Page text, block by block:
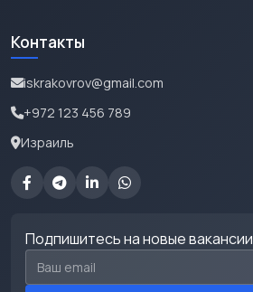
Контакты
iskrakovrov@gmail.com
+972 123 456 789
Израиль
Подпишитесь на новые вакансии
Email для подписки